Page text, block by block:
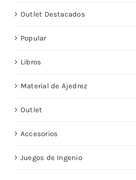
Outlet Destacados
Popular
Libros
Material de Ajedrez
Outlet
Accesorios
Juegos de Ingenio